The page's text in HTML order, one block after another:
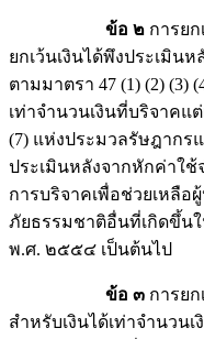
ข้อ ๒ การย
ยกเว้นเงินได้พึงประเมิน
ตามมาตรา 47 (1) (2) (3)
เท่าจำนวนเงินที่บริจาคแ
(7) แห่งประมวลรัษฎากร
ประเมินหลังจากหักค่าใ
การบริจาคเพื่อช่วยเหลื
ภัยธรรมชาติอื่นที่เกิดขึ้น
พ.ศ. ๒๕๕๔ เป็นต้นไป
ข้อ ๓ การย
สำหรับเงินได้เท่าจำนวน